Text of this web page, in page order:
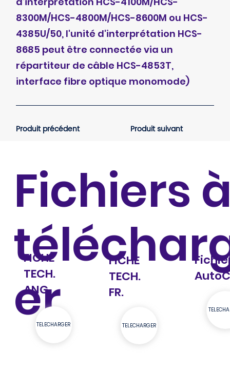
8300M/HCS-4800M/HCS-8600M ou HCS-
4385U/50, l'unité d'interprétation HCS-
8685 peut être connectée via un
répartiteur de câble HCS-4853T,
interface fibre optique monomode)
Produit précédent Produit suivant
Fichiers
er
FICHE
TECH.
ANG.
TELECHARGER
FICHE
TECH.
FR.
TELECHARGER